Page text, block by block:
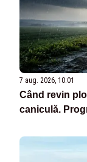
7 aug. 2026, 10:01
Când revin
caniculă.